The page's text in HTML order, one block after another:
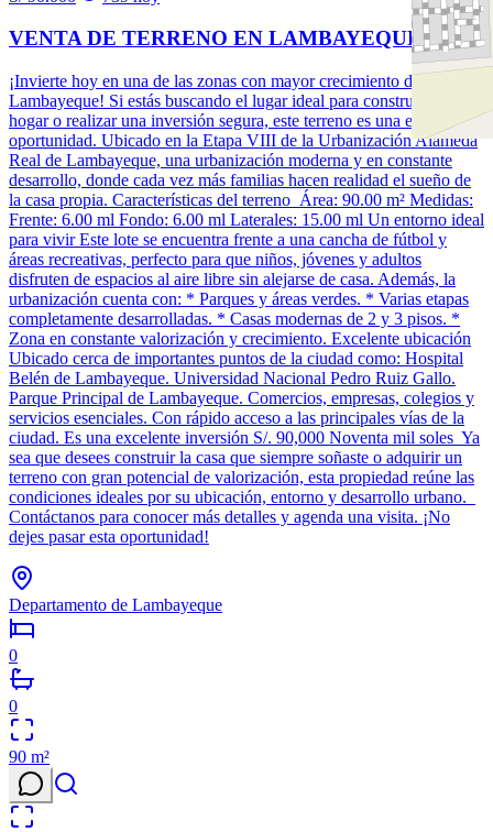
VENTA DE TERRENO EN LAMBAYEQUE
¡Invierte hoy en una de las zonas con mayor crecimiento de
Lambayeque! Si estás buscando el lugar ideal para construir tu
hogar o realizar una inversión segura, este terreno es una excelente
oportunidad. Ubicado en la Etapa VIII de la Urbanización Alameda
Real de Lambayeque, una urbanización moderna y en constante
desarrollo, donde cada vez más familias hacen realidad el sueño de
la casa propia. Características del terreno Área: 90.00 m² Medidas:
Frente: 6.00 ml Fondo: 6.00 ml Laterales: 15.00 ml Un entorno ideal
para vivir Este lote se encuentra frente a una cancha de fútbol y
áreas recreativas, perfecto para que niños, jóvenes y adultos
disfruten de espacios al aire libre sin alejarse de casa. Además, la
urbanización cuenta con: * Parques y áreas verdes. * Varias etapas
completamente desarrolladas. * Casas modernas de 2 y 3 pisos. *
Zona en constante valorización y crecimiento. Excelente ubicación
Ubicado cerca de importantes puntos de la ciudad como: Hospital
Belén de Lambayeque. Universidad Nacional Pedro Ruiz Gallo.
Parque Principal de Lambayeque. Comercios, empresas, colegios y
servicios esenciales. Con rápido acceso a las principales vías de la
ciudad. Es una excelente inversión S/. 90,000 Noventa mil soles Ya
sea que desees construir la casa que siempre soñaste o adquirir un
terreno con gran potencial de valorización, esta propiedad reúne las
condiciones ideales por su ubicación, entorno y desarrollo urbano.
Contáctanos para conocer más detalles y agenda una visita. ¡No
dejes pasar esta oportunidad!
Departamento de Lambayeque
0
0
90 m²